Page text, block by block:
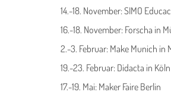
14.-18. November: SIMO
16.-18. November: Forscha in
2.-3. Februar: Make Munich in
19.-23. Februar: Didacta in Köln
17.-19. Mai: Maker Faire Berlin